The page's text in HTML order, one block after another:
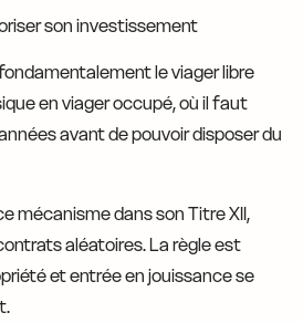
son investissement
le viager libre
en viager occupé, où il faut
avant de pouvoir disposer du
mécanisme dans son Titre XII,
aléatoires. La règle est
et entrée en jouissance se